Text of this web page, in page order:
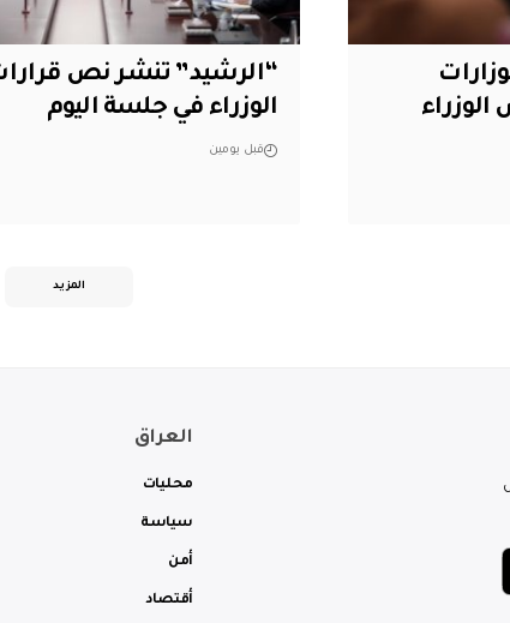
“الرشيد” تنشر نص
الوزراء في جلسة اليوم
قبل يومين
المزيد
العراق
محليات
سياسة
أمن
أقتصاد